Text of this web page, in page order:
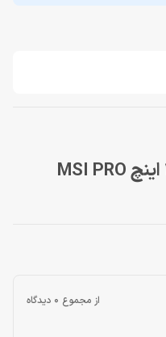
خرید مانیتور ام اس ای 22 اینچ MSI PRO
از مجموع 0 دیدگاه